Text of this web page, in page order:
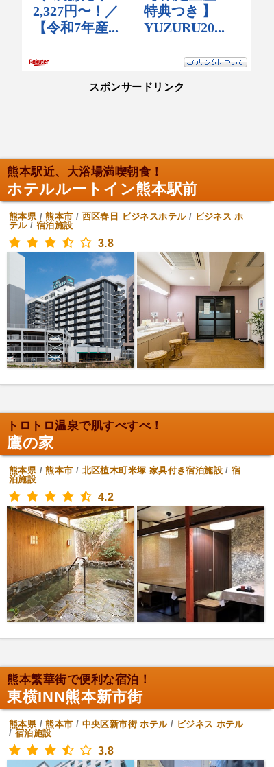
スポンサードリンク
熊本駅近、大浴場満喫朝食！
ホテルルートイン熊本駅前
熊本県/熊本市 / 西区春日 ビジネスホテル/ ビジネス ホ
テル/ 宿泊施設
3.8
トロトロ温泉で肌すべすべ！
鷹の家
熊本県/熊本市 / 北区植木町米塚 家具付き宿泊施設/宿
泊施設
4.2
熊本繁華街で便利な宿泊！
東横INN熊本新市街
熊本県/熊本市 / 中央区新市街 ホテル/ ビジネス ホテル
/ 宿泊施設
3.8